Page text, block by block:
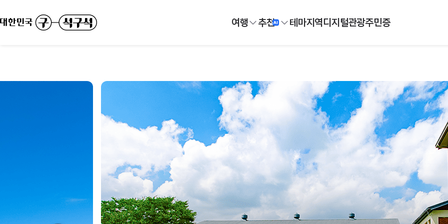
여행 추천 테마지역디지털관광주민증